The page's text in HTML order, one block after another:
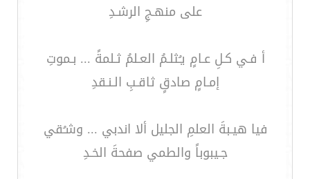
على منهـجِ الرشـدِ
أ فـي كـلِ عـامٍ يـُثلـمُ العـلمُ ثـلمةً ... بـموتِ
إمـامٍ صادقٍ ثاقـبِ الـنـقدِ
فيا هيـبةَ العلمِ الجليل ألا اندبي ... وشـُقي
جـيبوباً والطمي صفحةَ الخـدِ